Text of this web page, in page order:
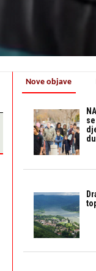
Nove objave